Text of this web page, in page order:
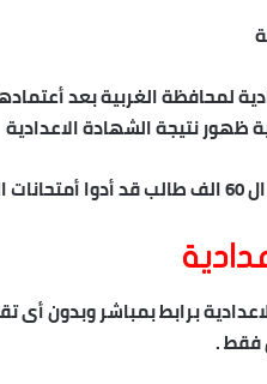
لمحافظة الغربية بعد
.
برابط بمباشر وبدون أى
فقط .